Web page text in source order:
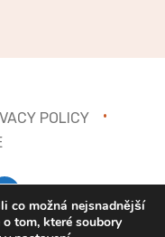
POLICY
co možná nejsnadnější
tom, které soubory